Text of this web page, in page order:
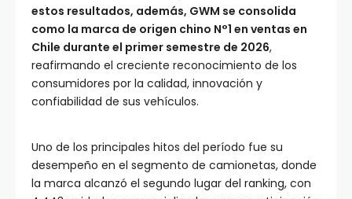
estos resultados, además, GWM se consolida
como la marca de origen chino N°1 en ventas en
Chile durante el primer semestre de 2026,
reafirmando el creciente reconocimiento de los
consumidores por la calidad, innovación y
confiabilidad de sus vehículos.
Uno de los principales hitos del período fue su
desempeño en el segmento de camionetas, donde
la marca alcanzó el segundo lugar del ranking, con